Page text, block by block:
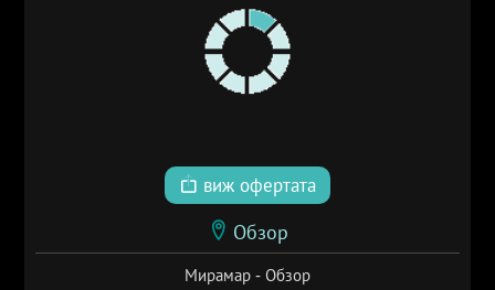
виж офертата
Обзор
Мирамар - Обзор